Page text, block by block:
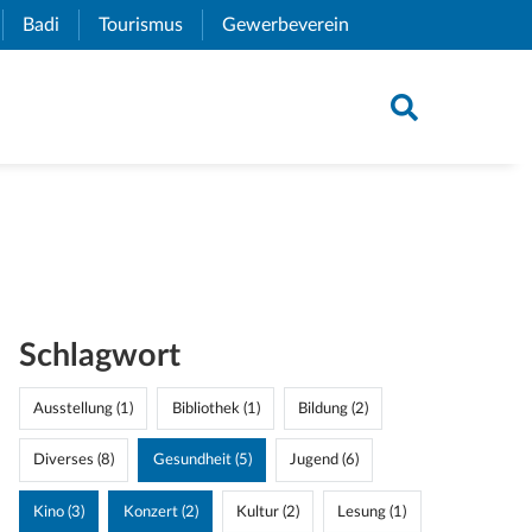
Link)
Badi (External Link)
Tourismus (External Link)
Gewerbeverein
Schlagwort
Ausstellung (1) Bibliothek (1) Bildung (2)
Diverses (8) Gesundheit (5) Jugend (6)
Kino (3) Konzert (2) Kultur (2) Lesung (1)